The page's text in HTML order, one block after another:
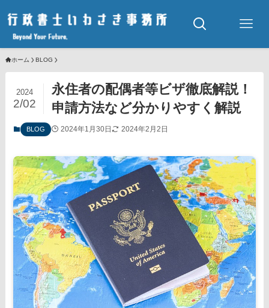
ホーム BLOG
永住者の配偶者等ビザ徹底解説！
申請方法など分かりやすく解説
2024
2/02
BLOG 2024年1月30日 2024年2月2日